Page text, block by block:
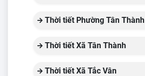
Thời tiết Phường Tân Thành
Thời tiết Xã Tân Thành
Thời tiết Xã Tắc Vân